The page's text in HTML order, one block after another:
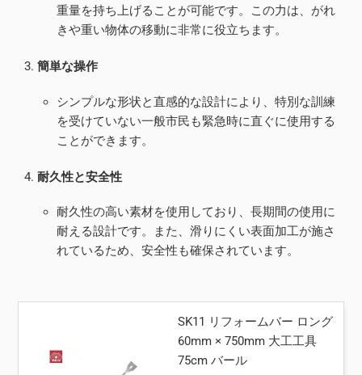
重量を持ち上げることが可能です。この力は、がれ
きや重い物体の移動に非常に役立ちます。
簡単な操作
シンプルな形状と直感的な設計により、特別な訓練
を受けていない一般市民も緊急時に直ぐに使用する
ことができます。
耐久性と安全性
耐久性の高い素材を使用しており、長期間の使用に
耐える設計です。また、滑りにくい表面加工が施さ
れているため、安全性も確保されています。
SK11 リフォームバー ロング
60mm × 750mm 大工工具
75cm バール